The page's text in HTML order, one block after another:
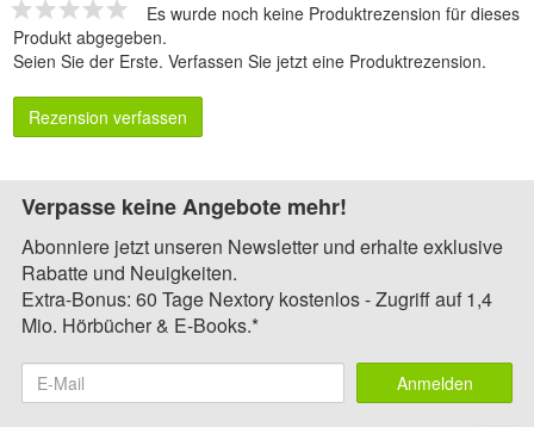
Es wurde noch keine Produktrezension für dieses
Produkt abgegeben.
Seien Sie der Erste. Verfassen Sie jetzt eine Produktrezension.
Rezension verfassen
Verpasse keine Angebote mehr!
Abonniere jetzt unseren Newsletter und erhalte exklusive
Rabatte und Neuigkeiten.
Extra-Bonus: 60 Tage Nextory kostenlos - Zugriff auf 1,4
Mio. Hörbücher & E-Books.*
Anmelden